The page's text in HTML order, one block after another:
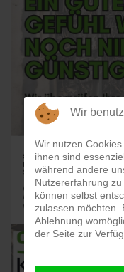
Wir
Wir nutzen
ihnen sind
während andere
Nutzererfahrung
können selbst
zulassen möchten.
Ablehnung
der Seite zur